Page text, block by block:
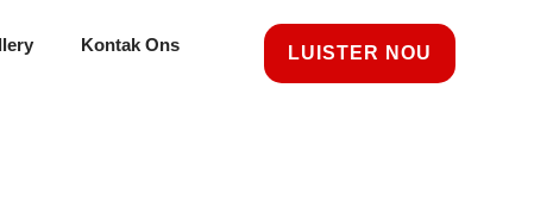
Kontak Ons LUISTER NOU